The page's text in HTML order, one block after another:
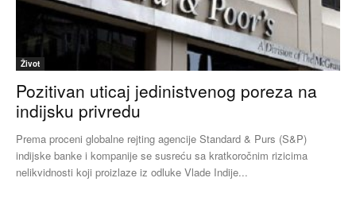
Život
Pozitivan uticaj jedinistvenog poreza na
indijsku privredu
Prema proceni globalne rejting agencije Standard & Purs (S&P)
indijske banke i kompanije se susreću sa kratkoročnim rizicima
nelikvidnosti koji proizlaze iz odluke Vlade Indije...